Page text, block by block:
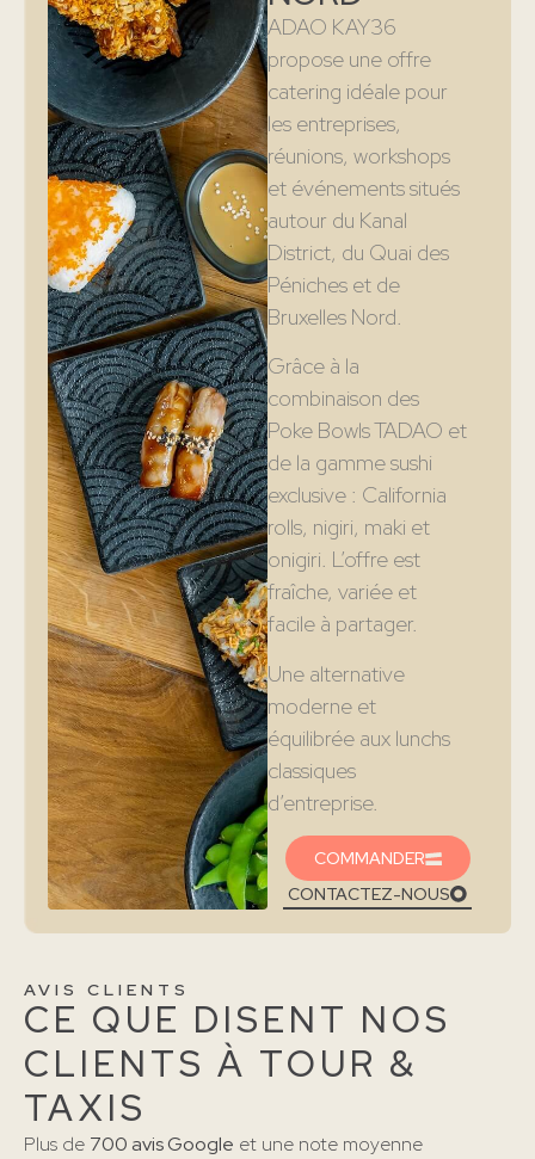
ADAO KAY36
propose une offre
catering idéale pour
les entreprises,
réunions, workshops
et événements situés
autour du Kanal
District, du Quai des
Péniches et de
Bruxelles Nord.
Grâce à la
combinaison des
Poke Bowls TADAO et
de la gamme sushi
exclusive : California
rolls, nigiri, maki et
onigiri. L’offre est
fraîche, variée et
facile à partager.
Une alternative
moderne et
équilibrée aux lunchs
classiques
d’entreprise.
COMMANDER
CONTACTEZ-NOUS
AVIS CLIENTS
CE QUE DISENT NOS
CLIENTS À TOUR &
TAXIS
Plus de 700 avis Google et une note moyenne